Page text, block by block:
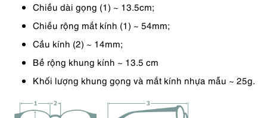
3,250,000 ₫.
Chiều dài gọng (1) ~ 13.5cm;
Chiều rộng mắt kính (1) ~ 54mm;
Cầu kính (2) ~ 14mm;
Bề rộng khung kính ~ 13.5 cm
Khối lượng khung gọng và mắt kính nhựa mẫu ~ 25g.